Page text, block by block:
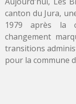
canton du Jura,
1979 après la
changement
transitions
pour la commune